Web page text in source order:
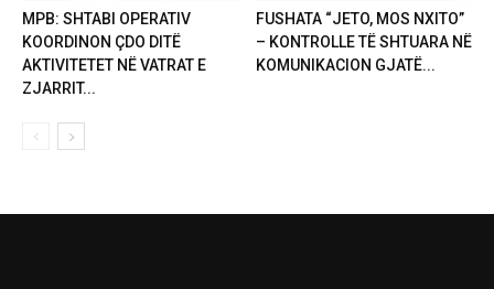
MPB: SHTABI OPERATIV
KOORDINON ÇDO DITË
AKTIVITETET NË VATRAT E
ZJARRIT...
FUSHATA “JETO, MOS NXITO”
– KONTROLLE TË SHTUARA NË
KOMUNIKACION GJATË...